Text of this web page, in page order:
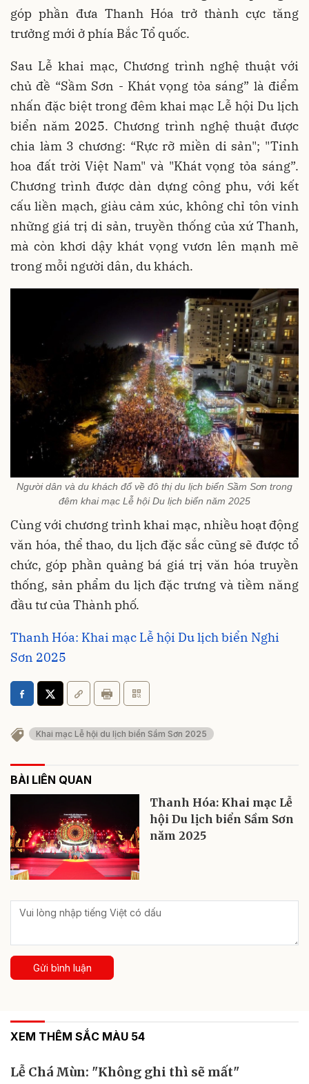
góp phần đưa Thanh Hóa trở thành cực tăng
trưởng mới ở phía Bắc Tổ quốc.
Sau Lễ khai mạc, Chương trình nghệ thuật với
chủ đề “Sầm Sơn - Khát vọng tỏa sáng” là điểm
nhấn đặc biệt trong đêm khai mạc Lễ hội Du lịch
biển năm 2025. Chương trình nghệ thuật được
chia làm 3 chương: “Rực rỡ miền di sản"; "Tinh
hoa đất trời Việt Nam" và "Khát vọng tỏa sáng”.
Chương trình được dàn dựng công phu, với kết
cấu liền mạch, giàu cảm xúc, không chỉ tôn vinh
những giá trị di sản, truyền thống của xứ Thanh,
mà còn khơi dậy khát vọng vươn lên mạnh mẽ
trong mỗi người dân, du khách.
Người dân và du khách đổ về đô thị du lịch biển Sầm Sơn trong
đêm khai mạc Lễ hội Du lịch biển năm 2025
Cùng với chương trình khai mạc, nhiều hoạt động
văn hóa, thể thao, du lịch đặc sắc cũng sẽ được tổ
chức, góp phần quảng bá giá trị văn hóa truyền
thống, sản phẩm du lịch đặc trưng và tiềm năng
đầu tư của Thành phố.
Thanh Hóa: Khai mạc Lễ hội Du lịch biển Nghi
Sơn 2025
Khai mạc Lễ hội du lịch biển Sầm Sơn 2025
BÀI LIÊN QUAN
Thanh Hóa: Khai mạc Lễ
hội Du lịch biển Sầm Sơn
năm 2025
Gửi bình luận
XEM THÊM SẮC MÀU 54
Lễ Chá Mùn: "Không ghi thì sẽ mất"